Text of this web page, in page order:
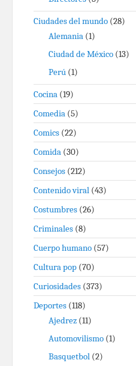
Ciudades del mundo (28)
Alemania (1)
Ciudad de México (13)
Perú (1)
Cocina (19)
Comedia (5)
Comics (22)
Comida (30)
Consejos (212)
Contenido viral (43)
Costumbres (26)
Criminales (8)
Cuerpo humano (57)
Cultura pop (70)
Curiosidades (373)
Deportes (118)
Ajedrez (11)
Automovilismo (1)
Basquetbol (2)